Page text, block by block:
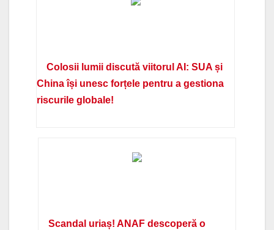
Colosii lumii discută viitorul AI: SUA și
China își unesc forțele pentru a gestiona
riscurile globale!
Scandal uriaș! ANAF descoperă o